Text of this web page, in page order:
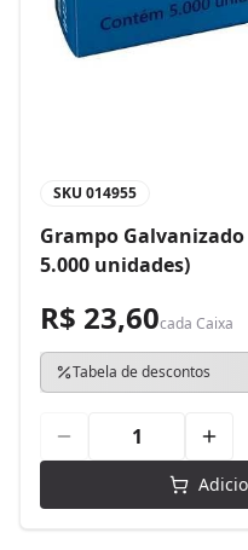
SKU 014955
Grampo
5.000 unidades)
R$ 23,60cada Caixa
Tabela de descontos